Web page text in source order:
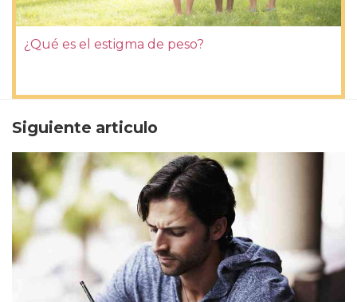
¿Qué es el estigma de peso?
Siguiente articulo